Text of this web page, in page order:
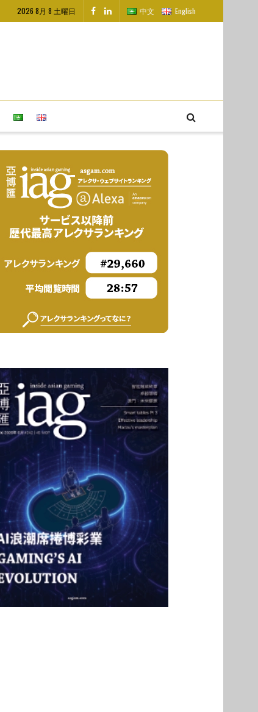
2026 8月 8 土曜日 中文 English